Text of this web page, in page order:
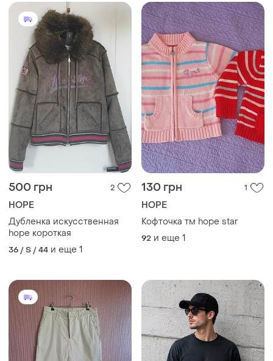
500 грн 2
HOPE
Дубленка искусственная
hope короткая
36 / S / 44 и еще 1
130 грн 1
HOPE
Кофточка тм hope star
92 и еще 1